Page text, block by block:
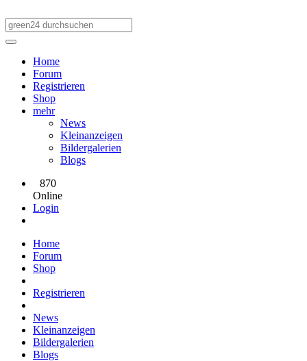
Home
Forum
Registrieren
Shop
mehr
News
Kleinanzeigen
Bildergalerien
Blogs
870
Online
Login
Home
Forum
Shop
Registrieren
News
Kleinanzeigen
Bildergalerien
Blogs